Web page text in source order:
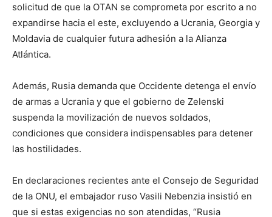
solicitud de que la OTAN se comprometa por escrito a no
expandirse hacia el este, excluyendo a Ucrania, Georgia y
Moldavia de cualquier futura adhesión a la Alianza
Atlántica.
Además, Rusia demanda que Occidente detenga el envío
de armas a Ucrania y que el gobierno de Zelenski
suspenda la movilización de nuevos soldados,
condiciones que considera indispensables para detener
las hostilidades.
En declaraciones recientes ante el Consejo de Seguridad
de la ONU, el embajador ruso Vasili Nebenzia insistió en
que si estas exigencias no son atendidas, “Rusia